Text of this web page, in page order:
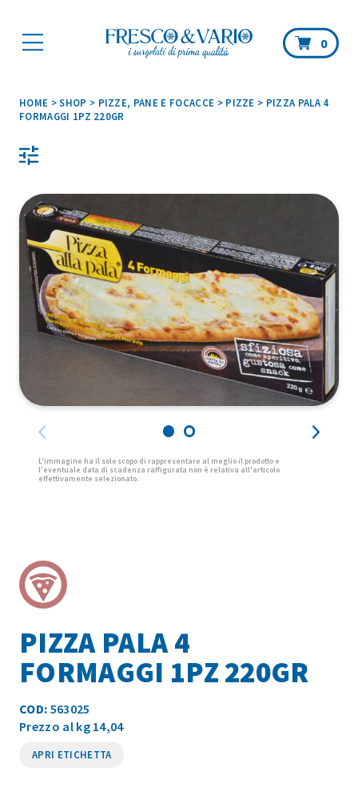
0
HOME >SHOP > PIZZE, PANE E FOCACCE > PIZZE > PIZZA PALA 4
FORMAGGI 1PZ 220GR
PIZZA PALA 4
FORMAGGI 1PZ 220GR
COD: 563025
Prezzo al kg 14,04
APRI ETICHETTA